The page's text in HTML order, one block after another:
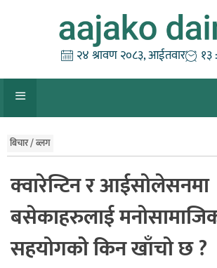
२४ श्रावण २०८३, आईतवार १३
बिचार / ब्लग
क्वारेन्टिन र आईसोलेसनमा
बसेकाहरुलाई
सहयोगकोे किन खाँचो छ ?